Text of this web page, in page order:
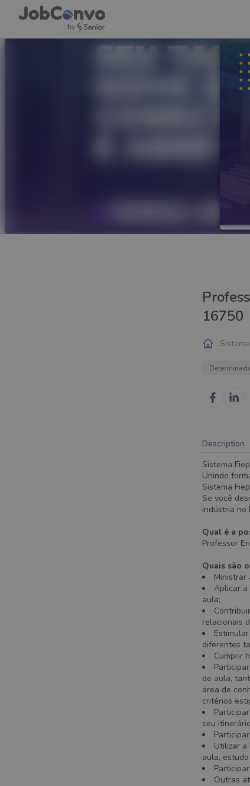
16750
Description
Sistema
Unindo
Sistema
Se você
indústria no
Qual é a
Professor
Quais são
Ministrar
Aplicar a
aula;
relacionais
diferentes
Cumprir
de aula,
área de
critérios
seu
Utilizar
aula,
Outras